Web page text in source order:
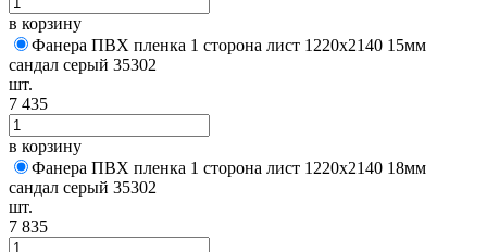
в корзину
Фанера ПВХ пленка 1 сторона лист 1220х2140 15мм
сандал серый 35302
шт.
7 435
в корзину
Фанера ПВХ пленка 1 сторона лист 1220х2140 18мм
сандал серый 35302
шт.
7 835